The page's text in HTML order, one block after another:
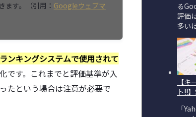
す。（引用： Googleウェブマ
ンキングシステムで使用されて
です。これまでと評価基準が入
たという場合は注意が必要で